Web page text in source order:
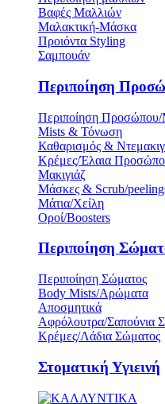
Βαφές Μαλλιών
Μαλακτική-Μάσκα
Προιόντα Styling
Σαμπουάν
Περιποίηση
Περιποίηση
Mists & Τόνωση
Καθαρισμός &
Κρέμες/Έλαια
Μακιγιάζ
Μάσκες & Scrub/
Μάτια/Χείλη
Οροί/Boosters
Περιποίηση
Περιποίηση Σώματος
Body Mists/Αρώματα
Αποσμητικά
Αφρόλουτρα/Σαπούνια
Κρέμες/Λάδια Σώματος
Στοματική Υγιεινή